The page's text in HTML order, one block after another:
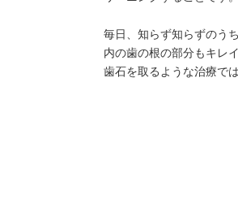
毎日、知らず知らずのう
内の歯の根の部分もキレ
歯石を取るような治療で